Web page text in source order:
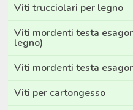
Viti trucciolari per legno
Viti mordenti testa
legno)
Viti mordenti testa
Viti per cartongesso